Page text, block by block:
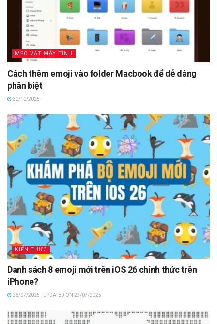
MẸO VẶT MÁY TÍNH
Cách thêm emoji vào folder Macbook để dễ dàng
phân biệt
30/10/2025
KIẾN THỨC
Danh sách 8 emoji mới trên iOS 26 chính thức trên
iPhone?
26/07/2025 - UPDATED ON 29/07/2025